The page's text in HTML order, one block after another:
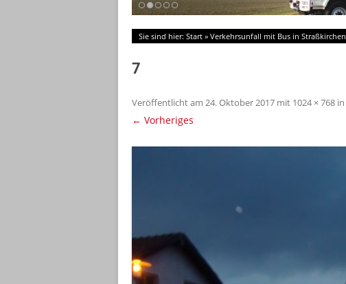
Sie sind hier: Start » Verkehrsunfall mit Bus in Straßkirchen
7
Veröffentlicht am 24. Oktober 2017 mit 1024 × 768 in
← Vorheriges